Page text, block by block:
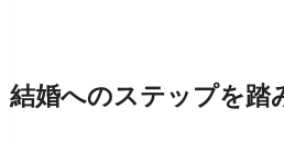
結婚へのステップを踏